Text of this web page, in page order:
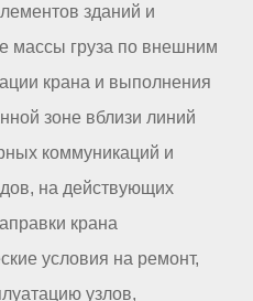
зданий и
массы груза по внешним
крана и выполнения
зоне вблизи линий
коммуникаций и
на действующих
крана
условия на ремонт,
узлов,